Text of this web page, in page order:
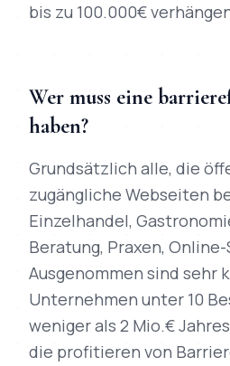
bis zu 100.000€
Wer muss eine
haben?
Grundsätzlich alle, die
zugängliche Webseiten
Einzelhandel,
Beratung, Praxen, Online-
Ausgenommen sind sehr
Unternehmen unter 10
weniger als 2 Mio.€
die profitieren von